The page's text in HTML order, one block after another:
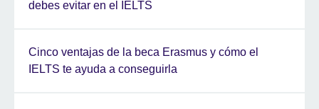
debes evitar en el IELTS
Cinco ventajas de la beca Erasmus y cómo el
IELTS te ayuda a conseguirla